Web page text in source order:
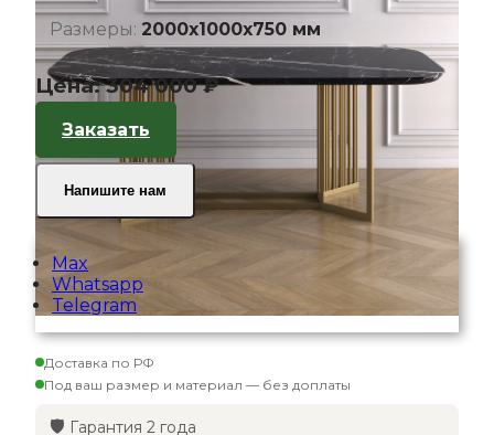
Размеры: 2000х1000х750 мм
Цена:304 000 ₽
Заказать
Напишите нам
Max
Whatsapp
Telegram
Доставка по РФ
Под ваш размер и материал — без доплаты
🛡️ Гарантия 2 года